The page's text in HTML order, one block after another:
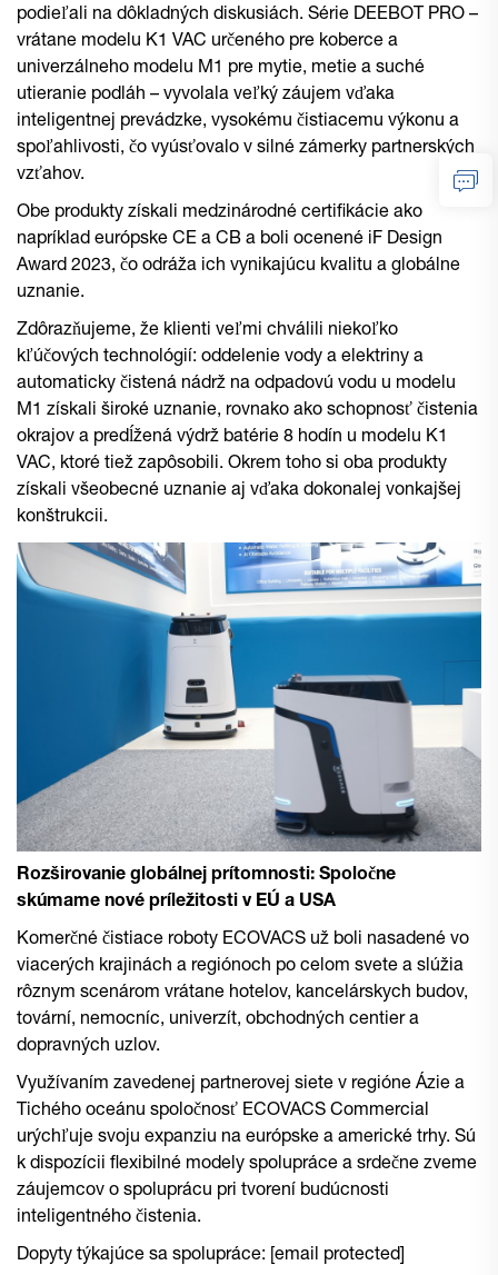
podieľali na dôkladných diskusiách. Série DEEBOT PRO –
vrátane modelu K1 VAC určeného pre koberce a
univerzálneho modelu M1 pre mytie, metie a suché
utieranie podláh – vyvolala veľký záujem vďaka
inteligentnej prevádzke, vysokému čistiacemu výkonu a
spoľahlivosti, čo vyúsťovalo v silné zámerky partnerských
vzťahov.
Obe produkty získali medzinárodné certifikácie ako
napríklad európske CE a CB a boli ocenené iF Design
Award 2023, čo odráža ich vynikajúcu kvalitu a globálne
uznanie.
Zdôrazňujeme, že klienti veľmi chválili niekoľko
kľúčových technológií: oddelenie vody a elektriny a
automaticky čistená nádrž na odpadovú vodu u modelu
M1 získali široké uznanie, rovnako ako schopnosť čistenia
okrajov a predĺžená výdrž batérie 8 hodín u modelu K1
VAC, ktoré tiež zapôsobili. Okrem toho si oba produkty
získali všeobecné uznanie aj vďaka dokonalej vonkajšej
konštrukcii.
Rozširovanie globálnej prítomnosti: Spoločne
skúmame nové príležitosti v EÚ a USA
Komerčné čistiace roboty ECOVACS už boli nasadené vo
viacerých krajinách a regiónoch po celom svete a slúžia
rôznym scenárom vrátane hotelov, kancelárskych budov,
tovární, nemocníc, univerzít, obchodných centier a
dopravných uzlov.
Využívaním zavedenej partnerovej siete v regióne Ázie a
Tichého oceánu spoločnosť ECOVACS Commercial
urýchľuje svoju expanziu na európske a americké trhy. Sú
k dispozícii flexibilné modely spolupráce a srdečne zveme
záujemcov o spoluprácu pri tvorení budúcnosti
inteligentného čistenia.
Dopyty týkajúce sa spolupráce: [email protected]